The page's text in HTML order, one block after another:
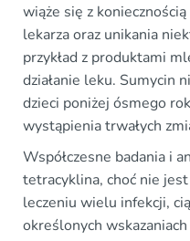
wiąże się z
lekarza oraz unikania
przykład z produktami
działanie leku. Sumycin
dzieci poniżej ósmego
wystąpienia trwałych
Współczesne badania i
tetracyklina, choć nie
leczeniu wielu infekcji,
określonych